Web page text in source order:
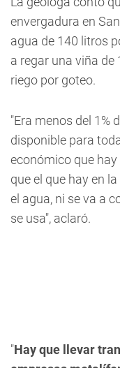
envergadura en
agua de 140 litros
a regar una viña
riego por goteo.
"Era menos del 1%
disponible para
económico que
que el que hay en
el agua, ni se va a
se usa", aclaró.
"Hay que llevar